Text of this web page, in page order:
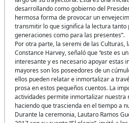
desarrollando como gobierno del
hermosa forma de provocar un
transmitir lo que significa la lectura tanto
generaciones como para las presentes”.
Por otra parte, la seremi de las Culturas,
Constance Harvey, señaló que “este es
interesante y es necesario apoyar estas
mayores son los poseedores de un
ellos pueden relatar e inmortalizar a
prosa en estos pequeños cuentos. La
actividades permite inmortalizar nuestra
haciendo que trascienda en el tiempo a
Durante la ceremonia, Lautaro Ramos